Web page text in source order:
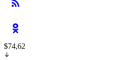
$74,62